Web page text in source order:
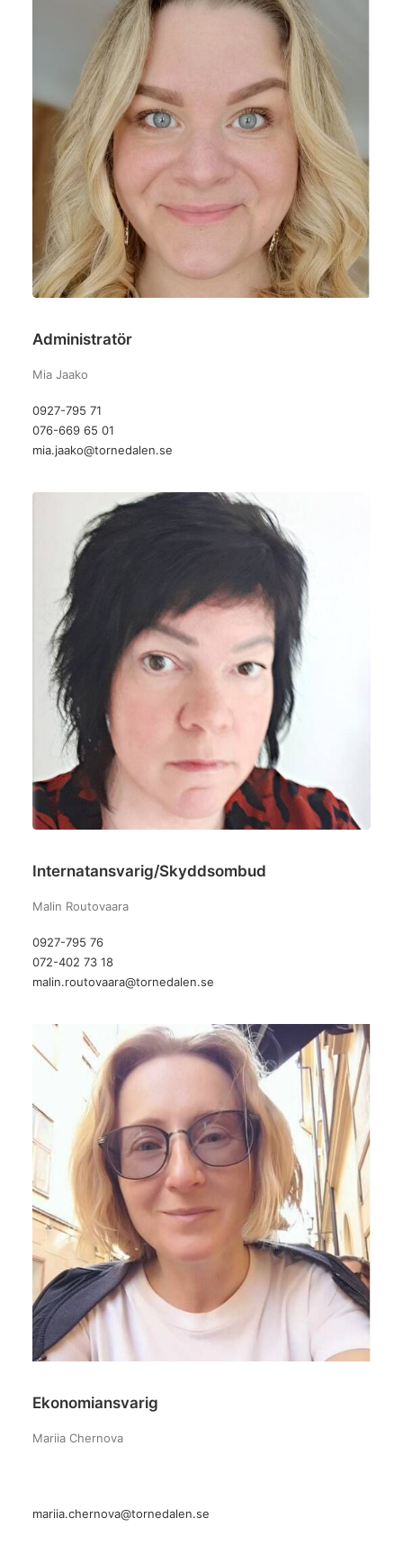
Administratör
Mia Jaako
0927-795 71
076-669 65 01
mia.jaako@tornedalen.se
Internatansvarig/Skyddsombud
Malin Routovaara
0927-795 76
072-402 73 18
malin.routovaara@tornedalen.se
Ekonomiansvarig
Mariia Chernova
mariia.chernova@tornedalen.se